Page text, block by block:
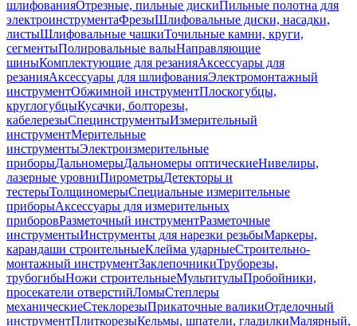
шлифованияОтрезные, пильные дискиПильные полотна для
электроинструментаФрезыШлифовальные диски, насадки,
листыШлифовальные чашкиТочильные камни, круги,
сегментыПолировальные валыНаправляющие
шиныКомплектующие для резанияАксессуары для
резанияАксессуары для шлифованияЭлектромонтажный
инструментОбжимной инструментПлоскогубцы,
круглогубцыКусачки, болторезы,
кабелерезыСпецинструментыИзмерительный
инструментМерительные
инструментыЭлектроизмерительные
приборыДальномерыДальномеры оптическиеНивелиры,
лазерные уровниПирометрыДетекторы и
тестерыТолщиномерыСпециальные измерительные
приборыАксессуары для измерительных
приборовРазметочный инструментРазметочные
инструментыИнструменты для нарезки резьбыМаркеры,
карандаши строительныеКлейма ударныеСтроительно-
монтажный инструментЗаклепочникиТруборезы,
трубогибыНожи строительныеМультитулыПробойники,
просекатели отверстийЛомыСтеплеры
механическиеСтеклорезыПрикаточные валикиОтделочный
инструментПлиткорезыКельмы, шпатели, гладилкиМалярный,